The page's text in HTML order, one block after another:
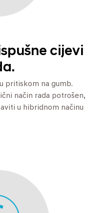
cijevi
pritiskom na gumb.
način rada potrošen,
u hibridnom načinu